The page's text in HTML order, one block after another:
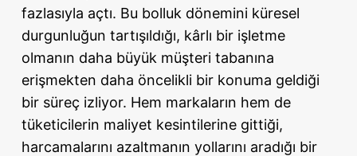
fazlasıyla açtı. Bu bolluk dönemini küresel
durgunluğun tartışıldığı, kârlı bir işletme
olmanın daha büyük müşteri tabanına
erişmekten daha öncelikli bir konuma geldiği
bir süreç izliyor. Hem markaların hem de
tüketicilerin maliyet kesintilerine gittiği,
harcamalarını azaltmanın yollarını aradığı bir